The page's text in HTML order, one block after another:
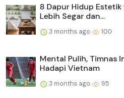
8 Dapur Hidup Estetik
Lebih Segar dan...
3 months ago 100
Mental Pulih, Timnas
Hadapi Vietnam
3 months ago 95